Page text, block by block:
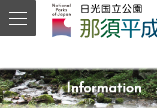
Information